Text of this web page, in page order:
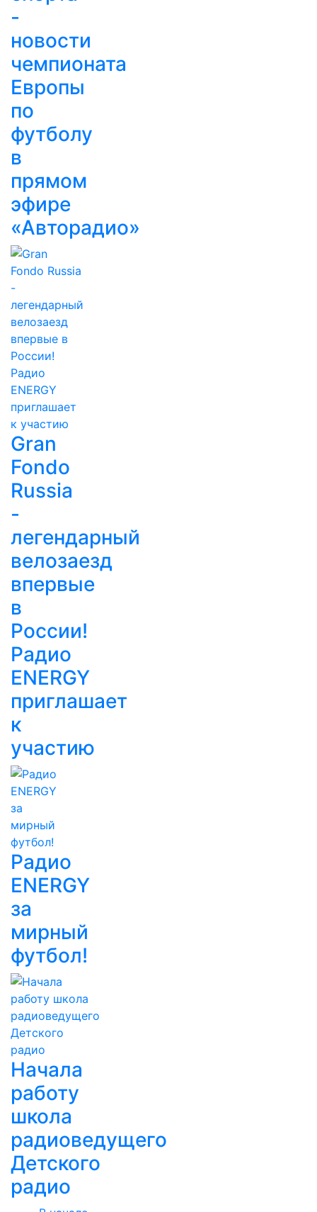
-
новости
чемпионата
Европы
по
футболу
в
прямом
эфире
«Авторадио»
Gran
Fondo
Russia
-
легендарный
велозаезд
впервые
в
России!
Радио
ENERGY
приглашает
к
участию
Радио
ENERGY
за
мирный
футбол!
Начала
работу
школа
радиоведущего
Детского
радио